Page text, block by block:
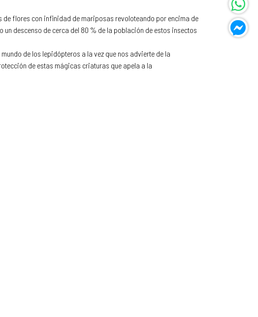
de flores con infinidad de mariposas revoloteando por encima de
descenso de cerca del 80 % de la población de estos insectos
de los lepidópteros a la vez que nos advierte de la
de estas mágicas criaturas que apela a la